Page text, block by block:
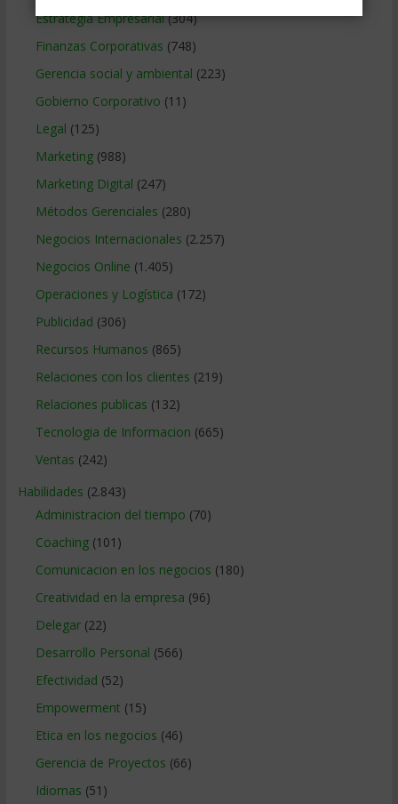
Estrategia Empresarial(304)
Finanzas Corporativas (748)
Gerencia social y ambiental (223)
Gobierno Corporativo (11)
Legal (125)
Marketing(988)
Marketing Digital (247)
Métodos Gerenciales (280)
Negocios Internacionales (2.257)
Negocios Online (1.405)
Operaciones y Logística (172)
Publicidad (306)
Recursos Humanos (865)
Relaciones con los clientes (219)
Relaciones publicas (132)
Tecnologia de Informacion (665)
Ventas (242)
Habilidades (2.843)
Administracion del tiempo (70)
Coaching(101)
Comunicacion en los negocios (180)
Creatividad en la empresa (96)
Delegar(22)
Desarrollo Personal (566)
Efectividad (52)
Empowerment (15)
Etica en los negocios (46)
Gerencia de Proyectos (66)
Idiomas (51)